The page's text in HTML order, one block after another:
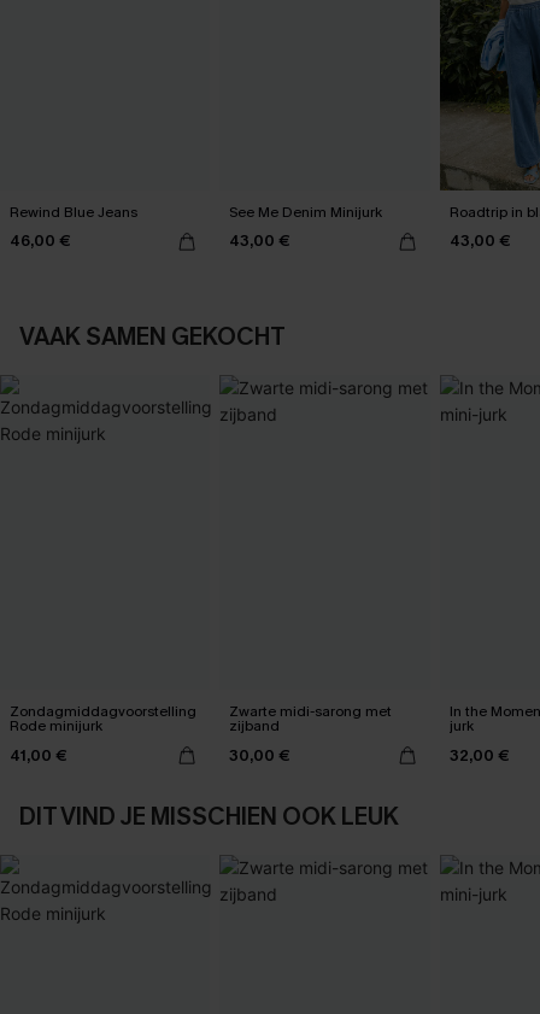
Rewind Blue Jeans
46,00 €
See Me Denim Minijurk
43,00 €
Roadtrip in
43,00 €
VAAK SAMEN GEKOCHT
Zondagmiddagvoorstelling
Rode minijurk
41,00 €
Zwarte midi-sarong met
zijband
30,00 €
In the
jurk
32,00 €
DIT VIND JE MISSCHIEN OOK LEUK